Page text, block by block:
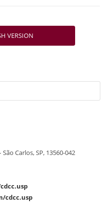
VERSION
Carlos, SP, 13560-042
cdcc.usp